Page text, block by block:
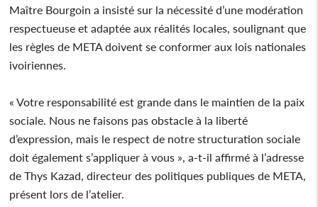
Maître Bourgoin a insisté sur la nécessité d’une modération
respectueuse et adaptée aux réalités locales, soulignant que
les règles de META doivent se conformer aux lois nationales
ivoiriennes.
« Votre responsabilité est grande dans le maintien de la paix
sociale. Nous ne faisons pas obstacle à la liberté
d’expression, mais le respect de notre structuration sociale
doit également s’appliquer à vous », a-t-il affirmé à l’adresse
de Thys Kazad, directeur des politiques publiques de META,
présent lors de l’atelier.